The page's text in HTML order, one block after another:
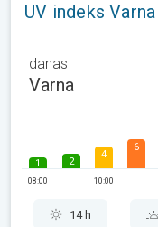
UV indeks Varna
danas
Varna
1
08:00
2
4
10:00
6
14 h